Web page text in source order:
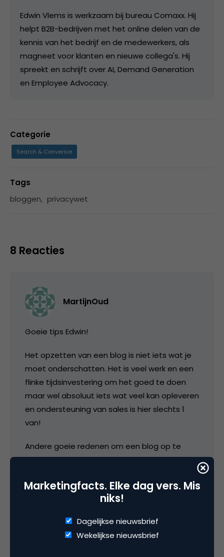
Edwin Vlems is werkzaam bij bureau Comaxx. Hij
helpt B2B-bedrijven met het online delen van de
kennis van het bedrijf en de medewerkers, als
magneet voor klanten en nieuwe collega's. Hij
spreekt en schrijft over AI, Demand Generation
en Employee Advocacy.
Categorie
Search & Conversie
Tags
bloggen, privacywet
8 Reacties
MartijnOud
Goeie tips Edwin!
Het opzetten van een blog is niet iets wat je
moet onderschatten. Het is veel werk en een
flinke tijdsinvestering om het goed te doen
maar wel absoluut iets wat veel kan opleveren
en ondersteuning van sales is hier slechts 1
van!
Andere goeie redenen om een blog op te
zetten:
– Je onderscheid je van de concurrentie
– Terugkerend & lange termijn resultaat voor
Marketingfacts. Elke dag vers. Mis
niks!
Dagelijkse nieuwsbrief
Wekelijkse nieuwsbrief